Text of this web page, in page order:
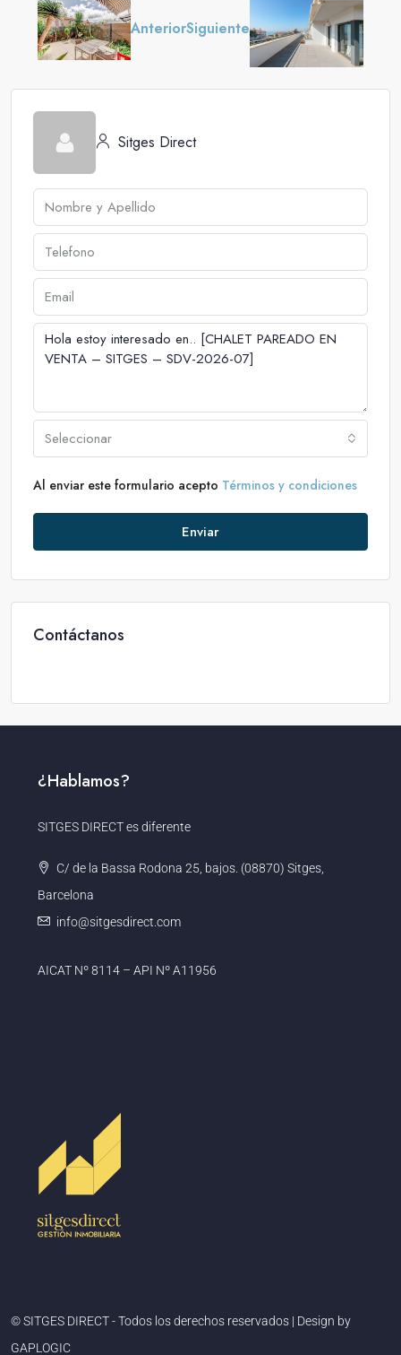
AnteriorSiguiente
Sitges Direct
Seleccionar
Al enviar este formulario acepto Términos y condiciones
Enviar
Contáctanos
¿Hablamos?
SITGES DIRECT es diferente
C/ de la Bassa Rodona 25, bajos. (08870) Sitges,
Barcelona
info@sitgesdirect.com
AICAT Nº 8114 – API Nº A11956
© SITGES DIRECT - Todos los derechos reservados | Design by
GAPLOGIC